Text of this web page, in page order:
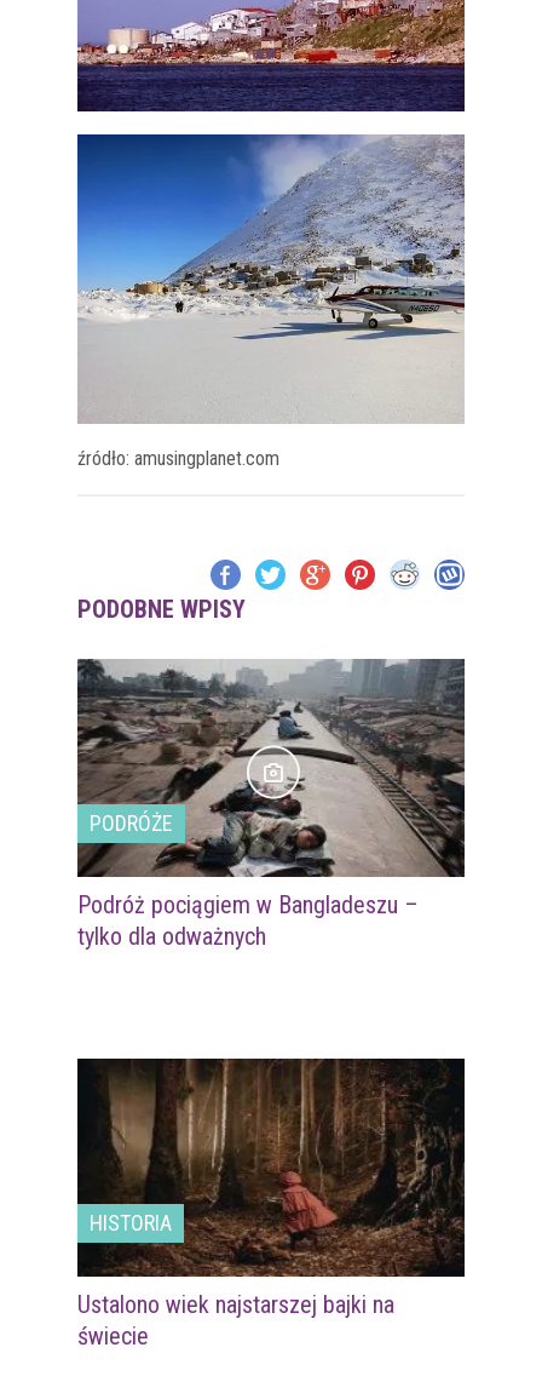
źródło: amusingplanet.com
PODOBNE WPISY
PODRÓŻE
Podróż pociągiem w Bangladeszu –
tylko dla odważnych
HISTORIA
Ustalono wiek najstarszej bajki na
świecie